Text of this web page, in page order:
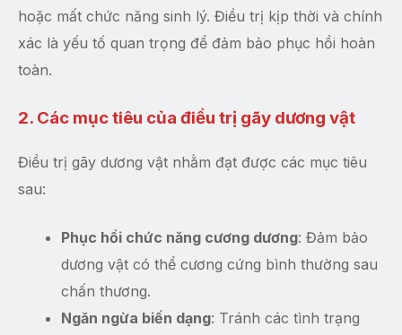
hoặc mất chức năng sinh lý. Điều trị kịp thời và chính
xác là yếu tố quan trọng để đảm bảo phục hồi hoàn
toàn.
2. Các mục tiêu của điều trị gãy dương vật
Điều trị gãy dương vật nhằm đạt được các mục tiêu
sau:
Phục hồi chức năng cương dương: Đảm bảo
dương vật có thể cương cứng bình thường sau
chấn thương.
Ngăn ngừa biến dạng: Tránh các tình trạng